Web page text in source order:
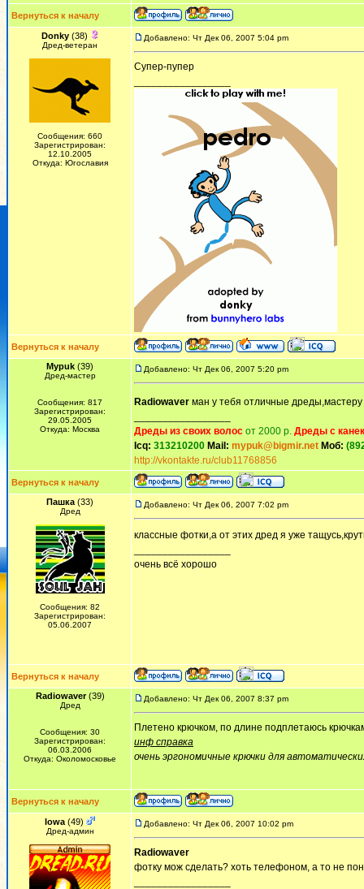
Вернуться к началу
Donky(38)
Дред-ветеран
Сообщения: 660
Зарегистрирован:
12.10.2005
Откуда: Югославия
Добавлено: Чт Дек 06, 2007 5:04 pm
Супер-пупер
Вернуться к началу
Mypuk (39)
Дред-мастер
Сообщения: 817
Зарегистрирован:
29.05.2005
Откуда: Москва
Добавлено: Чт Дек 06, 2007 5:20 pm
Radiowaver ман у тебя отличные
Дреды из своих волос от 2000 р. Дреды с
Icq: 313210200 Mail: mypuk@bigmir.net Моб:
http://vkontakte.ru/club11768856
Вернуться к началу
Пашка (33)
Дред
Сообщения: 82
Зарегистрирован:
05.06.2007
Добавлено: Чт Дек 06, 2007 7:02 pm
классные фотки,а от этих дред я уже
очень всё хорошо
Вернуться к началу
Radiowaver(39)
Дред
Сообщения: 30
Зарегистрирован:
06.03.2006
Откуда: Околомосковье
Добавлено: Чт Дек 06, 2007 8:37 pm
Плетено крючком, по длине подплетаюсь
инф справка
очень эргономичные крючки для
Вернуться к началу
Iowa (49)
Дред-админ
Добавлено: Чт Дек 06, 2007 10:02 pm
Radiowaver
фотку мож сделать? хоть телефоном, а то не